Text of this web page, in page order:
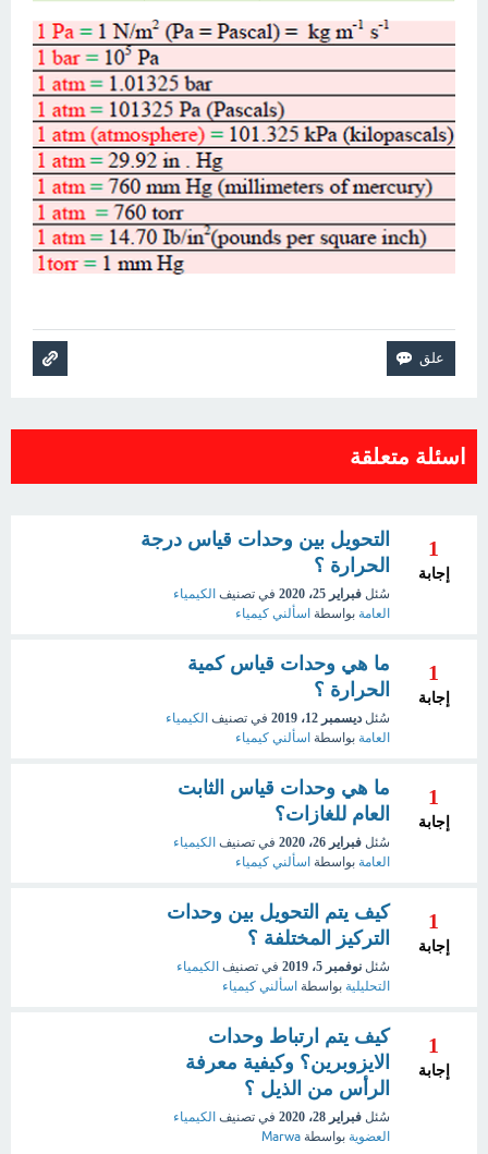
اسئلة متعلقة
1
إجابة
التحويل بين وحدات قياس درجة
الحرارة ؟
سُئل فبراير 25، 2020 في تصنيف الكيمياء
العامة بواسطة اسألني كيمياء
1
إجابة
ما هي وحدات قياس كمية
الحرارة ؟
سُئل ديسمبر 12، 2019 في تصنيف الكيمياء
العامة بواسطة اسألني كيمياء
1
إجابة
ما هي وحدات قياس الثابت
العام للغازات؟
سُئل فبراير 26، 2020 في تصنيف الكيمياء
العامة بواسطة اسألني كيمياء
1
إجابة
كيف يتم التحويل بين وحدات
التركيز المختلفة ؟
سُئل نوفمبر 5، 2019 في تصنيف الكيمياء
التحليلية بواسطة اسألني كيمياء
1
إجابة
كيف يتم ارتباط وحدات
الايزوبرين؟ وكيفية معرفة
الرأس من الذيل ؟
سُئل فبراير 28، 2020 في تصنيف الكيمياء
العضوية بواسطة Marwa